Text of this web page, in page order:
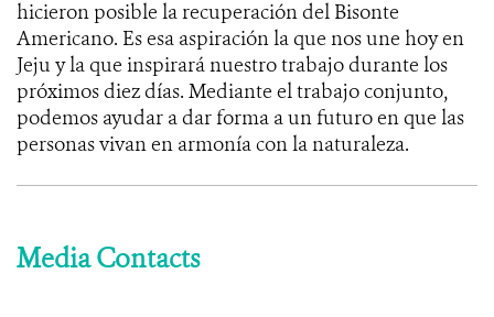
hicieron posible la recuperación del Bisonte
Americano. Es esa aspiración la que nos une hoy en
Jeju y la que inspirará nuestro trabajo durante los
próximos diez días. Mediante el trabajo conjunto,
podemos ayudar a dar forma a un futuro en que las
personas vivan en armonía con la naturaleza.
Media Contacts